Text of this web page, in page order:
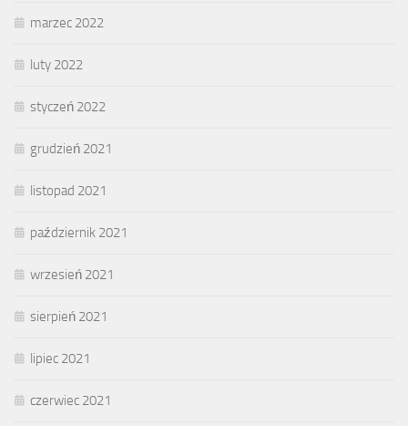
marzec 2022
luty 2022
styczeń 2022
grudzień 2021
listopad 2021
październik 2021
wrzesień 2021
sierpień 2021
lipiec 2021
czerwiec 2021